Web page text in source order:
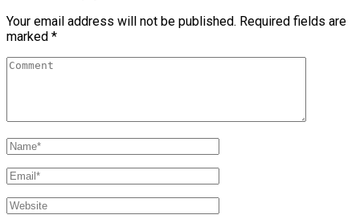
Your email address will not be published. Required fields are
marked *